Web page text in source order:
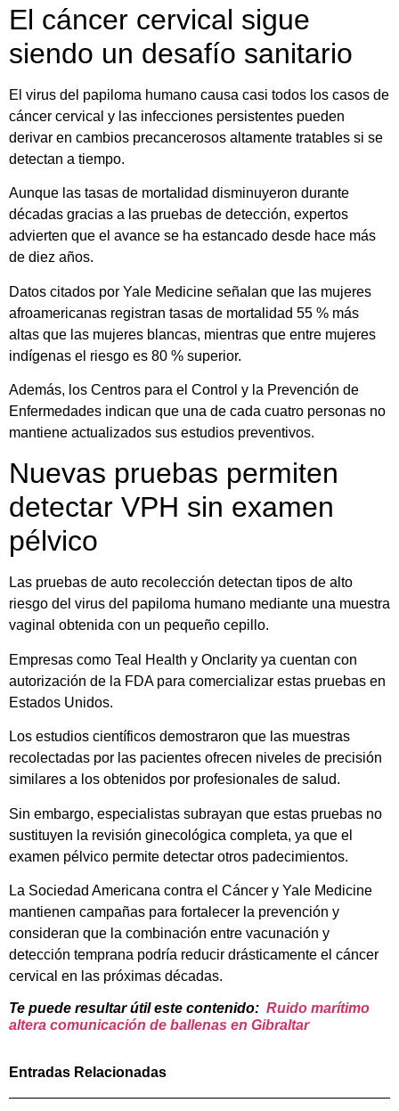
El cáncer cervical sigue
siendo un desafío sanitario
El virus del papiloma humano causa casi todos los casos de
cáncer cervical y las infecciones persistentes pueden
derivar en cambios precancerosos altamente tratables si se
detectan a tiempo.
Aunque las tasas de mortalidad disminuyeron durante
décadas gracias a las pruebas de detección, expertos
advierten que el avance se ha estancado desde hace más
de diez años.
Datos citados por Yale Medicine señalan que las mujeres
afroamericanas registran tasas de mortalidad 55 % más
altas que las mujeres blancas, mientras que entre mujeres
indígenas el riesgo es 80 % superior.
Además, los Centros para el Control y la Prevención de
Enfermedades indican que una de cada cuatro personas no
mantiene actualizados sus estudios preventivos.
Nuevas pruebas permiten
detectar VPH sin examen
pélvico
Las pruebas de auto recolección detectan tipos de alto
riesgo del virus del papiloma humano mediante una muestra
vaginal obtenida con un pequeño cepillo.
Empresas como Teal Health y Onclarity ya cuentan con
autorización de la FDA para comercializar estas pruebas en
Estados Unidos.
Los estudios científicos demostraron que las muestras
recolectadas por las pacientes ofrecen niveles de precisión
similares a los obtenidos por profesionales de salud.
Sin embargo, especialistas subrayan que estas pruebas no
sustituyen la revisión ginecológica completa, ya que el
examen pélvico permite detectar otros padecimientos.
La Sociedad Americana contra el Cáncer y Yale Medicine
mantienen campañas para fortalecer la prevención y
consideran que la combinación entre vacunación y
detección temprana podría reducir drásticamente el cáncer
cervical en las próximas décadas.
Te puede resultar útil este contenido: Ruido marítimo
altera comunicación de ballenas en Gibraltar
Entradas Relacionadas